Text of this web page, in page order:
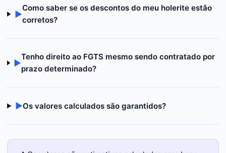
▶
Como saber se os descontos do meu holerite estão
corretos?
▶
Tenho direito ao FGTS mesmo sendo contratado por
prazo determinado?
▶Os valores calculados são garantidos?